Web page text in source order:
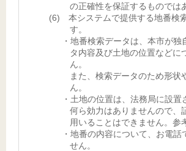
の正確性を保証するものでは
(6) 本システムで提供する地番検
す。
・地番検索データは、本市が
タ内容及び土地の位置などに
ん。
また、検索データのため形
ん。
・土地の位置は、法務局に設
何ら効力はありませんので、
用いることはできません。参
・地番の内容について、お電
せん。